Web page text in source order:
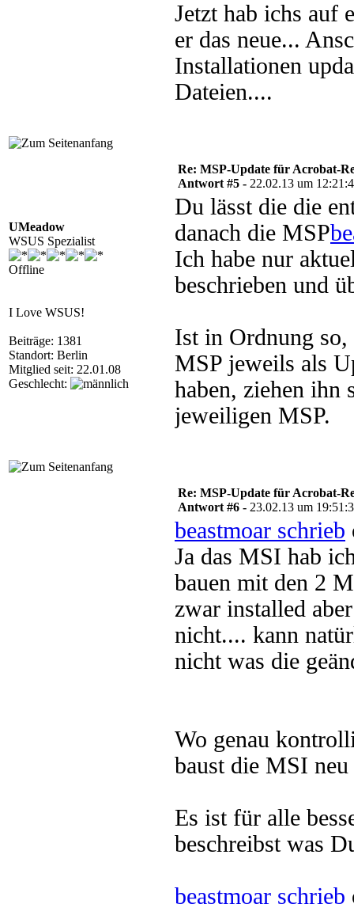
Jetzt hab ichs auf
er das neue...
Installationen
Dateien....
UMeadow
WSUS Spezialist
Offline
I Love WSUS!
Beiträge: 1381
Standort: Berlin
Mitglied seit: 22.01.08
Geschlecht:
Re: MSP-Update für Acrobat-
Antwort #5 - 22.02.13 um
Du lässt die die
danach die MSP
Ich habe nur
beschrieben und
Ist in Ordnung so,
MSP jeweils als
haben, ziehen ihn
jeweiligen MSP.
Re: MSP-Update für Acrobat-
Antwort #6 - 23.02.13 um
beastmoar schrieb
Ja das MSI hab
bauen mit den 2
zwar installed
nicht.... kann
nicht was die
Wo genau
baust die MSI
Es ist für alle
beschreibst was
beastmoar schrieb